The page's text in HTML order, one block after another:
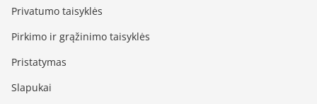
Privatumo taisyklės
Pirkimo ir grąžinimo taisyklės
Pristatymas
Slapukai